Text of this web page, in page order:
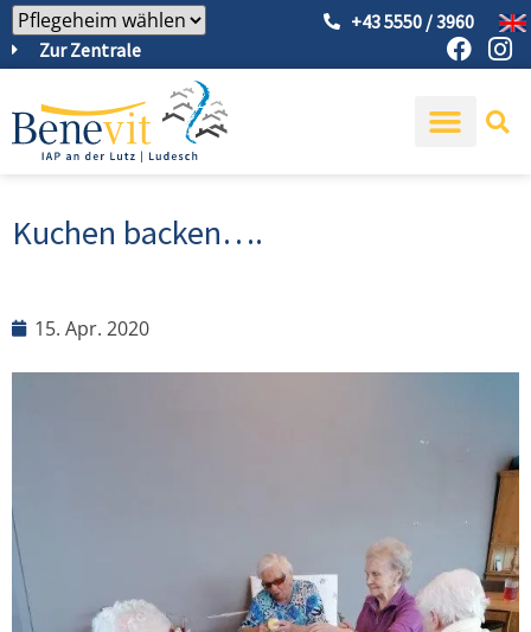
Zur Zentrale
+43 5550 / 3960
Kuchen backen….
15. Apr. 2020